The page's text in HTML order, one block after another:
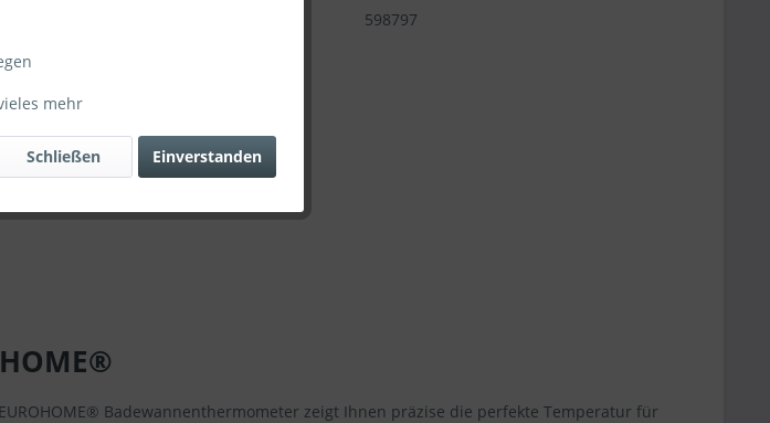
598797
Badewannenthermometer zeigt Ihnen präzise die perfekte Temperatur für
mehr
Einverstanden
Schließen